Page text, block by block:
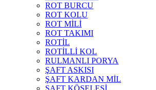
ROT BURCU
ROT KOLU
ROT MİLİ
ROT TAKIMI
ROTİL
ROTİLLİ KOL
RULMANLI PORYA
ŞAFT ASKISI
ŞAFT KARDAN MİL